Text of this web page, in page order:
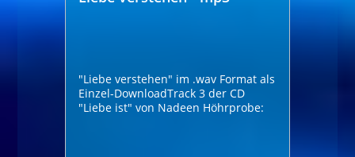
"Liebe verstehen" im .wav Format als
Einzel-DownloadTrack 3 der CD
"Liebe ist" von Nadeen Höhrprobe: